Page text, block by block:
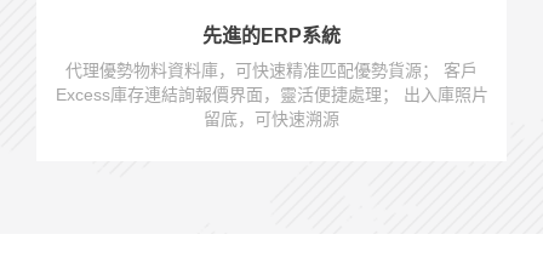
先進的ERP系統
代理優勢物料資料庫，可快速精准匹配優勢貨源； 客戶
Excess庫存連結詢報價界面，靈活便捷處理； 出入庫照片
留底，可快速溯源